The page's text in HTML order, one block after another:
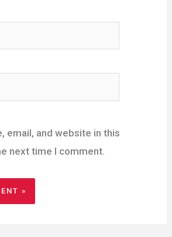
email, and website in this
next time I comment.